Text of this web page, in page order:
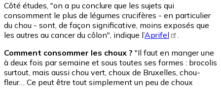
Côté études, "on a pu conclure que les sujets qui
consomment le plus de légumes crucifères - en particulier
du chou - sont, de façon significative, moins exposés que
les autres au cancer du côlon", indique l’Aprifel
.
Comment consommer les choux ? "Il faut en manger une
à deux fois par semaine et sous toutes ses formes : brocolis
surtout, mais aussi chou vert, choux de Bruxelles, chou-
fleur… Ce peut être tout simplement un peu de choux